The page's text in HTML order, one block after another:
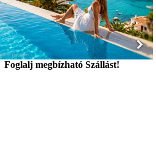
Foglalj megbízható Szállást!